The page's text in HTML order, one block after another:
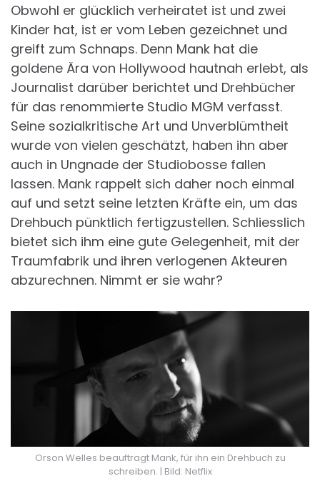
Obwohl er glücklich verheiratet ist und zwei
Kinder hat, ist er vom Leben gezeichnet und
greift zum Schnaps. Denn Mank hat die
goldene Ära von Hollywood hautnah erlebt, als
Journalist darüber berichtet und Drehbücher
für das renommierte Studio MGM verfasst.
Seine sozialkritische Art und Unverblümtheit
wurde von vielen geschätzt, haben ihn aber
auch in Ungnade der Studiobosse fallen
lassen. Mank rappelt sich daher noch einmal
auf und setzt seine letzten Kräfte ein, um das
Drehbuch pünktlich fertigzustellen. Schliesslich
bietet sich ihm eine gute Gelegenheit, mit der
Traumfabrik und ihren verlogenen Akteuren
abzurechnen. Nimmt er sie wahr?
Orson Welles beauftragt Mank, für ihn ein Drehbuch zu
schreiben. | Bild: Netflix